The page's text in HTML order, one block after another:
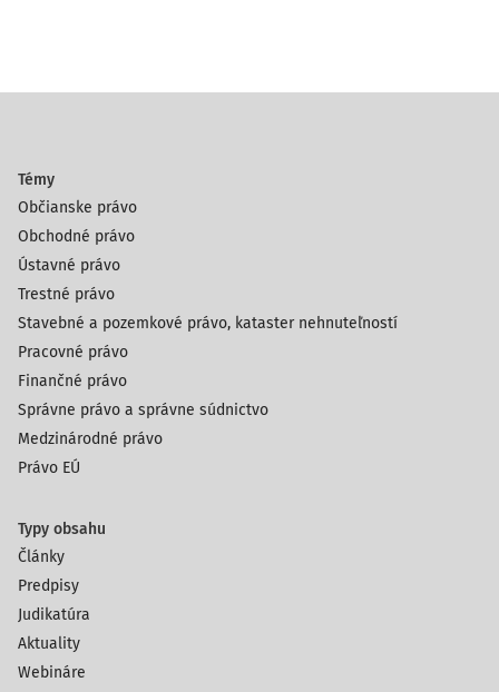
Témy
Občianske právo
Obchodné právo
Ústavné právo
Trestné právo
Stavebné a pozemkové právo, kataster nehnuteľností
Pracovné právo
Finančné právo
Správne právo a správne súdnictvo
Medzinárodné právo
Právo EÚ
Typy obsahu
Články
Predpisy
Judikatúra
Aktuality
Webináre